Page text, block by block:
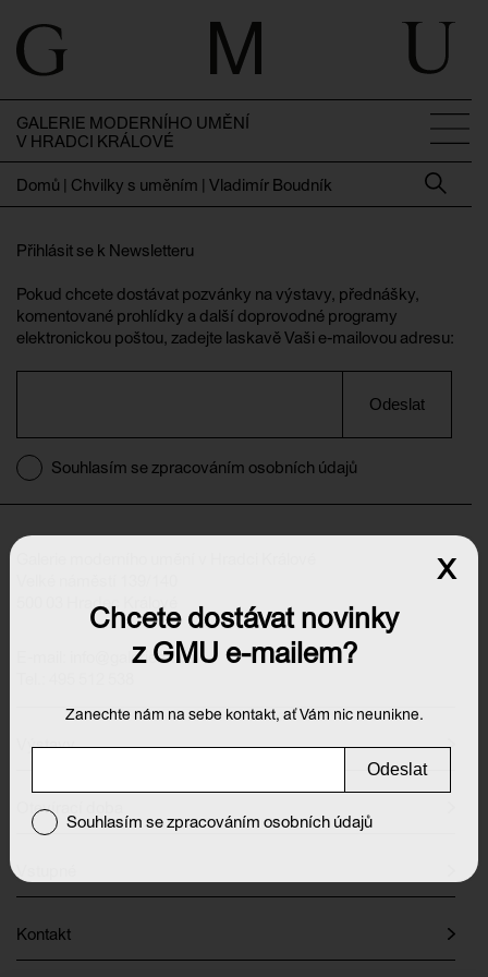
GALERIE MODERNÍHO UMĚNÍ
V HRADCI KRÁLOVÉ
Domů | Chvilky s uměním | Vladimír Boudník
Přihlásit se k Newsletteru
Pokud chcete dostávat pozvánky na výstavy, přednášky,
komentované prohlídky a další doprovodné programy
elektronickou poštou, zadejte laskavě Vaši e-mailovou adresu:
Odeslat
Souhlasím se zpracováním osobních údajů
500 03 Hradec Králové
info@galeriehk.cz
Výstavy
Otevírací doba
Kontakt
Chcete dostávat novinky
z GMU e-mailem?
Zanechte nám na sebe kontakt, ať Vám nic neunikne.
Odeslat
Souhlasím se zpracováním osobních údajů
x